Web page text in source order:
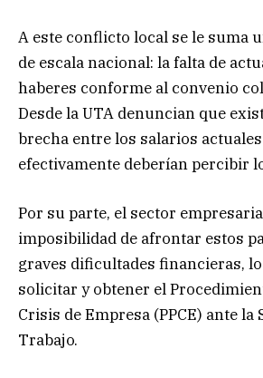
A este conflicto local se le suma
de escala nacional: la falta de
haberes conforme al convenio
Desde la UTA denuncian que
brecha entre los salarios
efectivamente deberían percibir
Por su parte, el sector
imposibilidad de afrontar estos
graves dificultades financieras,
solicitar y obtener el
Crisis de Empresa (PPCE) ante la
Trabajo.